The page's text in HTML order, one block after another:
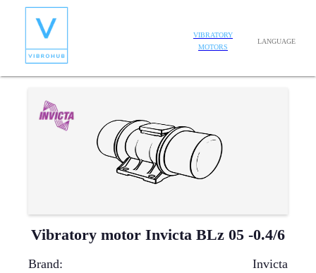
VIBRATORY
MOTORS
LANGUAGE
Vibratory motor Invicta BLz 05 -0.4/6
Brand:
Invicta